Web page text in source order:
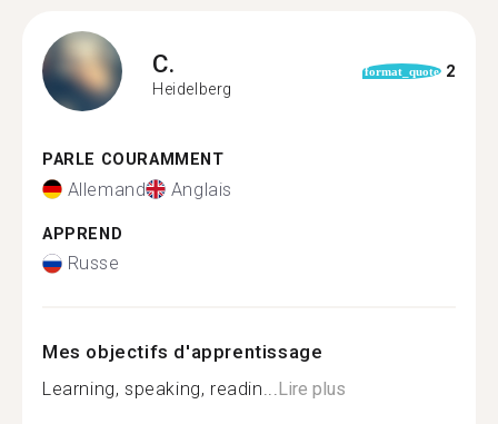
C.
Heidelberg
format_quote 2
PARLE COURAMMENT
Allemand Anglais
APPREND
Russe
Mes objectifs d'apprentissage
Learning, speaking, readin...Lire plus